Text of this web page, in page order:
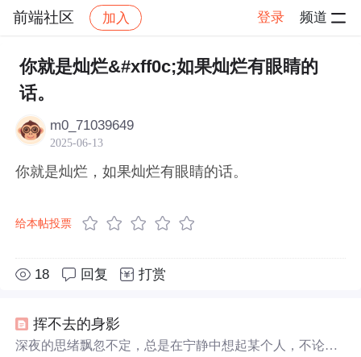
前端社区 加入 登录 频道
社区 前端社区 感慨 帖子详情
你就是灿烂&#xff0c;如果灿烂有眼睛的
话。
m0_71039649
2025-06-13
你就是灿烂，如果灿烂有眼睛的话。
给本帖投票
18 回复 打赏
挥不去的身影
深夜的思绪飘忽不定，总是在宁静中想起某个人，不论天